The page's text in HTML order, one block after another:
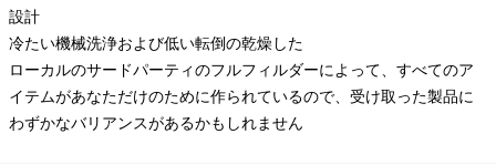
設計
冷たい機械洗浄および低い転倒の乾燥した
ローカルのサードパーティのフルフィルダーによって、すべてのア
イテムがあなただけのために作られているので、受け取った製品に
わずかなバリアンスがあるかもしれません